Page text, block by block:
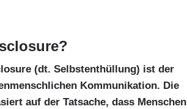
(dt. Selbstenthüllung) ist der
Kommunikation. Die
auf der Tatsache, dass Menschen